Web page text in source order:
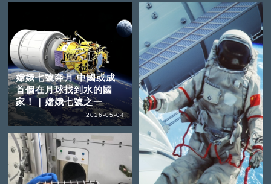
嫦娥七號奔月 中國或成
首個在月球找到水的國
家！｜嫦娥七號之一
2026-05-04